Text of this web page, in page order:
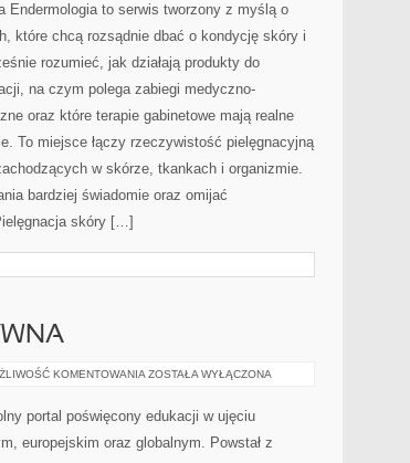
Endermologia to serwis tworzony z myślą o
które chcą rozsądnie dbać o kondycję skóry i
rozumieć, jak działają produkty do
na czym polega zabiegi medyczno-
oraz które terapie gabinetowe mają realne
To miejsce łączy rzeczywistość pielęgnacyjną
w skórze, tkankach i organizmie.
bardziej świadomie oraz omijać
skóry […]
KOMENTOWANIA EDUKACJA
ZOSTAŁA WYŁĄCZONA
portal poświęcony edukacji w ujęciu
europejskim oraz globalnym. Powstał z